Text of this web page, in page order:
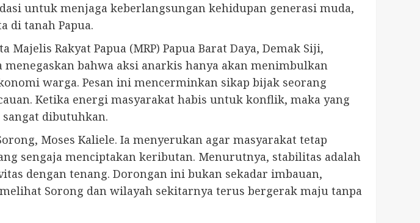
untuk menjaga keberlangsungan kehidupan generasi muda,
di tanah Papua.
Rakyat Papua (MRP) Papua Barat Daya, Demak Siji,
bahwa aksi anarkis hanya akan menimbulkan
warga. Pesan ini mencerminkan sikap bijak seorang
Ketika energi masyarakat habis untuk konflik, maka yang
dibutuhkan.
Moses Kaliele. Ia menyerukan agar masyarakat tetap
sengaja menciptakan keributan. Menurutnya, stabilitas adalah
dengan tenang. Dorongan ini bukan sekadar imbauan,
Sorong dan wilayah sekitarnya terus bergerak maju tanpa